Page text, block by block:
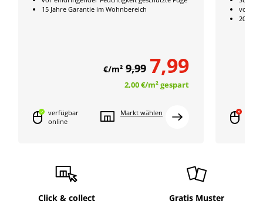
15 Jahre Garantie im Wohnbereich
7,99
€/m² 9,99
2,00 €/m²gespart
verfügbar
online
Markt wählen
vor
20
Click & collect
Gratis Muster